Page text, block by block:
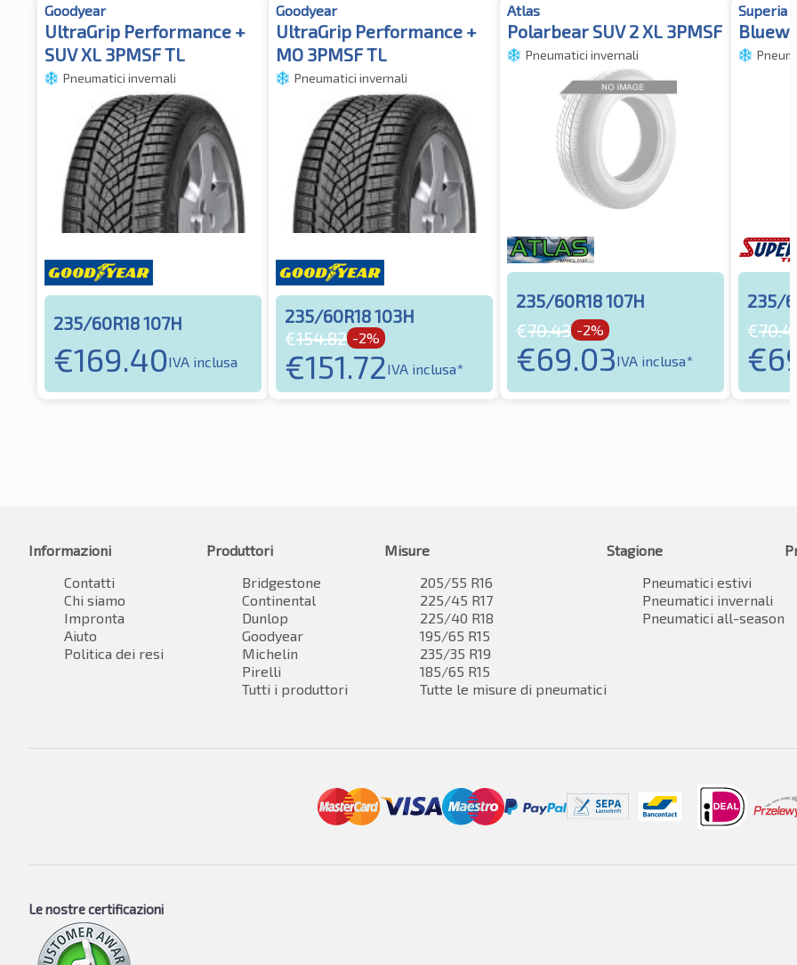
Goodyear
UltraGrip Performance +
SUV XL 3PMSF TL
Pneumatici invernali
235/60R18 107H
€169.40IVA inclusa
Goodyear
UltraGrip Performance +
MO 3PMSF TL
Pneumatici invernali
235/60R18 103H
€154.82 -2%
€151.72IVA inclusa*
Atlas
Polarbear SUV 2 XL 3PMSF
Pneumatici invernali
235/60R18 107H
€70.43 -2%
€69.03IVA inclusa*
Superia
235/
€70.43
€
Informazioni
Contatti
Chi siamo
Impronta
Aiuto
Politica dei resi
Produttori
Bridgestone
Continental
Dunlop
Goodyear
Michelin
Pirelli
Tutti i produttori
Misure
205/55 R16
225/45 R17
225/40 R18
195/65 R15
235/35 R19
185/65 R15
Tutte le misure di pneumatici
Stagione
Pneumatici estivi
Pneumatici invernali
Pneumatici all-season
Le nostre certificazioni